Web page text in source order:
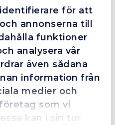
för att
annonserna till
funktioner
analysera vår
även sådana
information från
medier och
som vi
kan i sin tur
150
75
200
100